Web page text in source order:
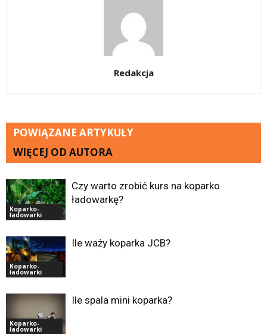
Redakcja
POWIĄZANE ARTYKUŁY
WIĘCEJ OD AUTORA
Koparko-
ładowarki
Czy warto zrobić kurs na koparko
ładowarkę?
Koparko-
ładowarki
Ile waży koparka JCB?
Koparko-
ładowarki
Ile spala mini koparka?